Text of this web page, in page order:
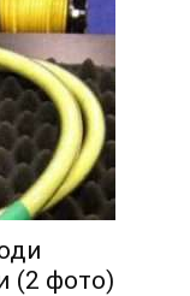
(2 фото)